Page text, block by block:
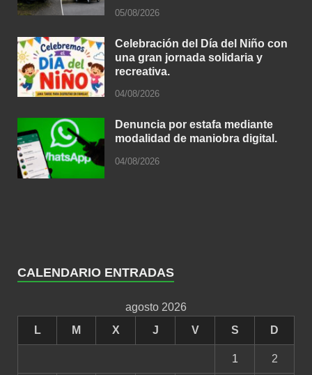
05/08/2026
Celebración del Día del Niño con
una gran jornada solidaria y
recreativa.
04/08/2026
Denuncia por estafa mediante
modalidad de maniobra digital.
04/08/2026
CALENDARIO ENTRADAS
agosto 2026
L
M X J V S D
1 2